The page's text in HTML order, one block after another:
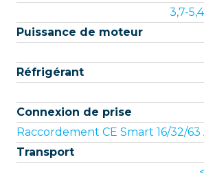
3,7-
Puissance de moteur
Réfrigérant
Connexion de prise
Raccordement CE Smart 16/32/63
Transport